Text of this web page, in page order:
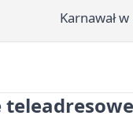
Karnawał
teleadresowe